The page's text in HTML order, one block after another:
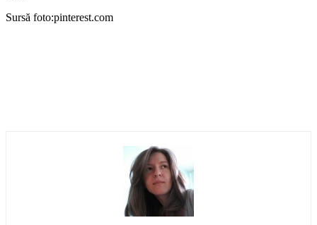
Sursă foto:pinterest.com